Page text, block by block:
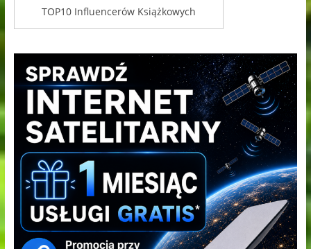
TOP10 Influencerów Książkowych